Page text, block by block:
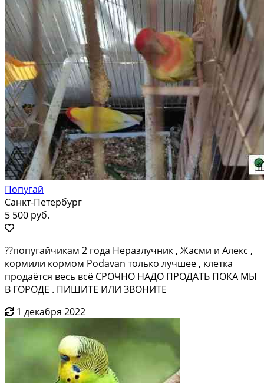
Попугай
Санкт-Петербург
5 500 руб.
??попугайчикам 2 года Неразлучник , Жасми и Алекс ,
кормили кормом Podavan только лучшее , клетка
продаётся весь всё СРОЧНО НАДО ПРОДАТЬ ПОКА МЫ
В ГОРОДЕ . ПИШИТЕ ИЛИ ЗВОНИТЕ
1 декабря 2022